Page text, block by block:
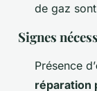
de gaz
Signes
Présence d’
réparation